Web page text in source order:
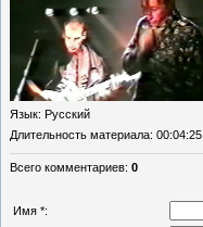
Язык: Русский
Длительность материала: 00:04:25
Всего комментариев: 0
Имя *: